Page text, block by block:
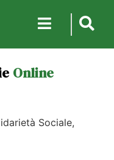
Online
Sociale,